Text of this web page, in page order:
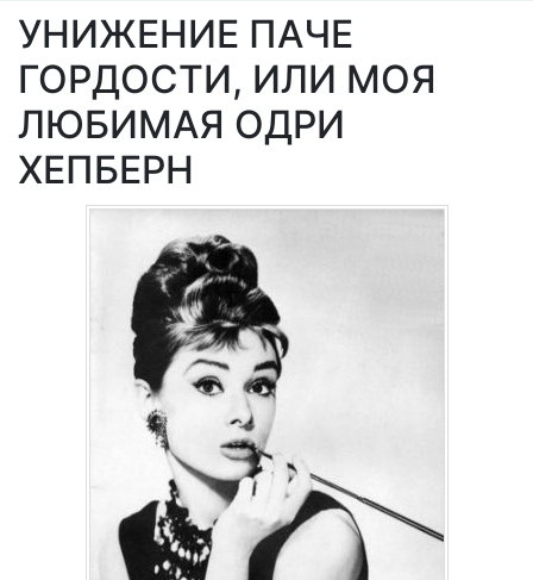
УНИЖЕНИЕ ПАЧЕ
ГОРДОСТИ, ИЛИ МОЯ
ЛЮБИМАЯ ОДРИ
ХЕПБЕРН